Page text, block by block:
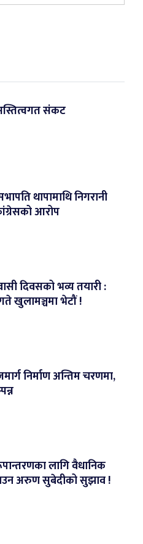
संकट
थापामाथि निगरानी
आरोप
दिवसको भव्य तयारी :
खुलामञ्चमा भेटौं !
निर्माण अन्तिम चरणमा,
लागि वैधानिक
अरुण सुबेदीको सुझाव !